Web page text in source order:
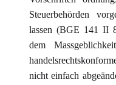
Steuerbehörden
lassen (BGE 141 II
dem
nicht einfach